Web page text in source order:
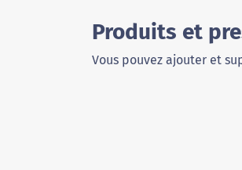
Produits et
Vous pouvez ajouter et